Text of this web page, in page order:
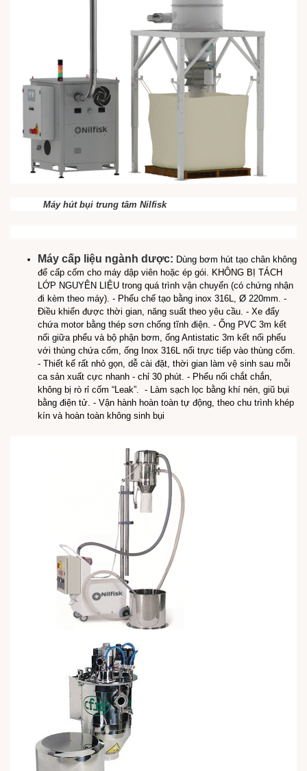
Máy hút bụi trung tâm Nilfisk
Máy cấp liệu ngành dược: Dùng bơm hút tạo chân không
để cấp cốm cho máy dập viên hoặc ép gói. KHÔNG BỊ TÁCH
LỚP NGUYÊN LIỆU trong quá trình vận chuyển (có chứng nhận
đi kèm theo máy). - Phểu chế tạo bằng inox 316L, Ø 220mm. -
Điều khiển được thời gian, năng suất theo yêu cầu. - Xe đẩy
chứa motor bằng thép sơn chống tĩnh điện. - Ống PVC 3m kết
nối giữa phểu và bộ phận bơm, ống Antistatic 3m kết nối phểu
với thùng chứa cốm, ống Inox 316L nối trực tiếp vào thùng cốm.
- Thiết kế rất nhỏ gọn, dễ cài đặt, thời gian làm vệ sinh sau mỗi
ca sản xuất cực nhanh - chỉ 30 phút. - Phểu nối chắt chắn,
không bị rò rỉ cốm “Leak”.
- Làm sạch lọc bằng khí nén, giũ bụi
bằng điện tử. - Vận hành hoàn toàn tự động, theo chu trình khép
kín và hoàn toàn không sinh bụi